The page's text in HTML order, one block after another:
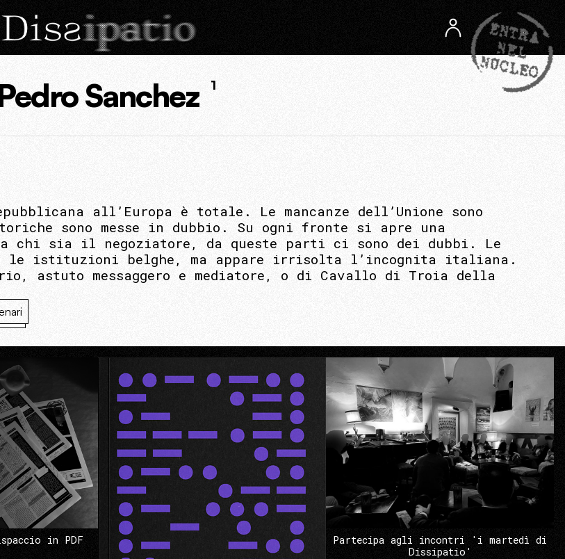
Sanchez 1
all’Europa è totale. Le mancanze dell’Unione sono
sono messe in dubbio. Su ogni fronte si apre una
chi sia il negoziatore, da queste parti ci sono dei dubbi. Le
le istituzioni belghe, ma appare irrisolta l’incognita italiana.
astuto messaggero e mediatore, o di Cavallo di Troia della
in PDF
Partecipa agli incontri 'i martedì di
Dissipatio'